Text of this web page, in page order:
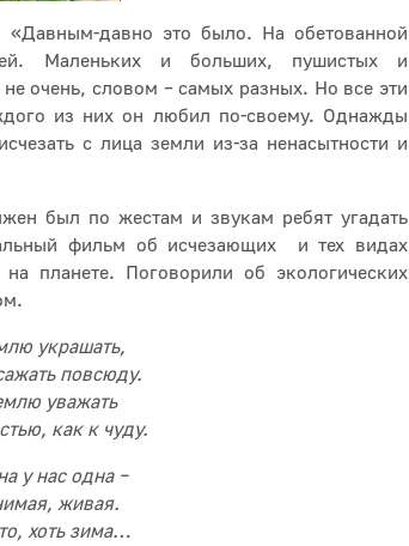
давно это было. На обетованной
Маленьких и больших, пушистых и
очень, словом – самых разных. Но все эти
из них он любил по-своему. Однажды
с лица земли из-за ненасытности и
был по жестам и звукам ребят угадать
фильм об исчезающих и тех видах
планете. Поговорили об экологических
украшать,
повсюду.
уважать
как к чуду.
у нас одна –
живая.
хоть зима…